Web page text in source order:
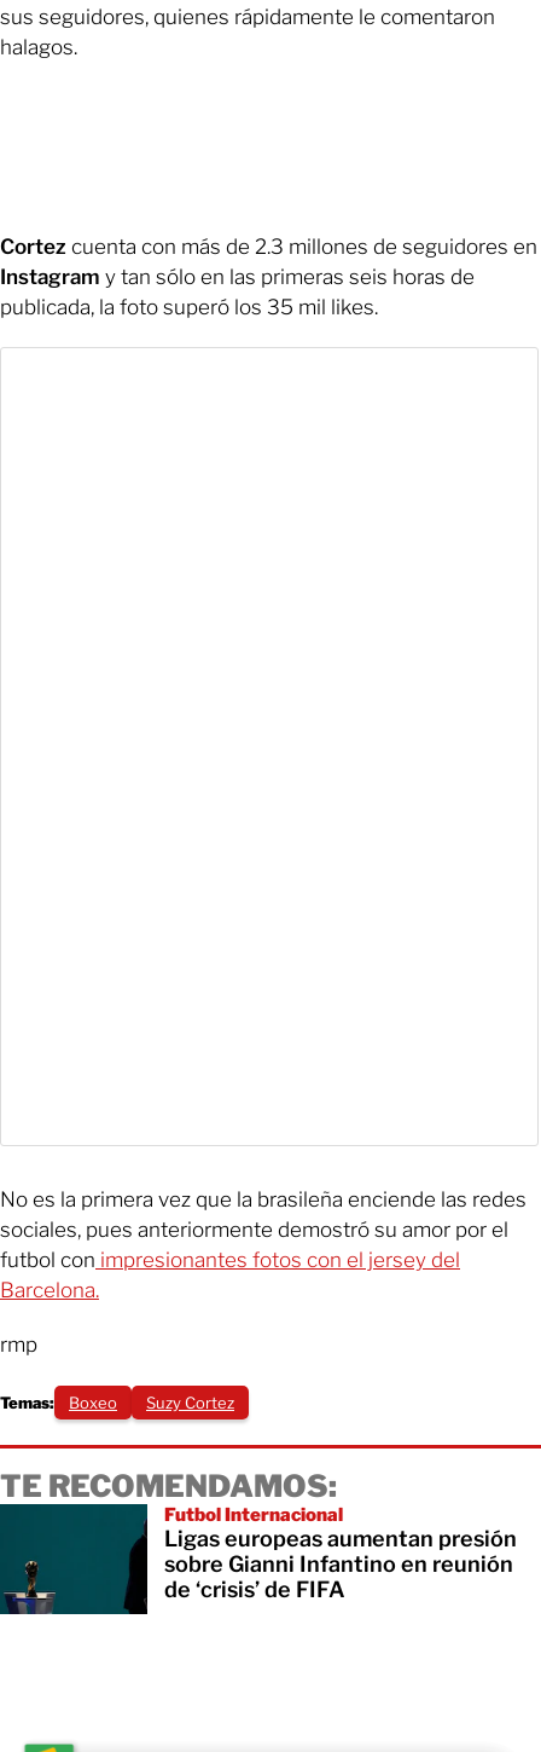
sus seguidores, quienes rápidamente le comentaron
halagos.
Cortez cuenta con más de 2.3 millones de seguidores en
Instagram y tan sólo en las primeras seis horas de
publicada, la foto superó los 35 mil likes.
No es la primera vez que la brasileña enciende las redes
sociales, pues anteriormente demostró su amor por el
futbol con impresionantes fotos con el jersey del
Barcelona.
rmp
Temas: Boxeo Suzy Cortez
TE RECOMENDAMOS:
Futbol Internacional
Ligas europeas aumentan presión
sobre Gianni Infantino en reunión
de ‘crisis’ de FIFA